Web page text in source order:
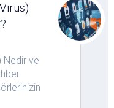
Nedir ve